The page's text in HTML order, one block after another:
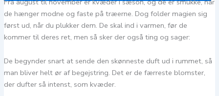
de hænger modne og faste på træerne. Dog folder magien sig
først ud, når du plukker dem. De skal ind i varmen, før de
kommer til deres ret, men så sker der også ting og sager:
De begynder snart at sende den skønneste duft ud i rummet, så
man bliver helt ør af begejstring. Det er de færreste blomster,
der dufter så intenst, som kvæder.